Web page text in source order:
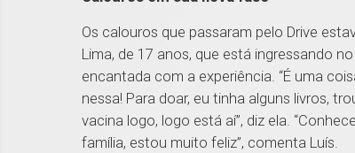
Os calouros que passaram pelo Drive
Lima, de 17 anos, que está ingressando
encantada com a experiência. “É uma
nessa! Para doar, eu tinha alguns livros,
vacina logo, logo está aí”, diz ela.
família, estou muito feliz”, comenta Luís.